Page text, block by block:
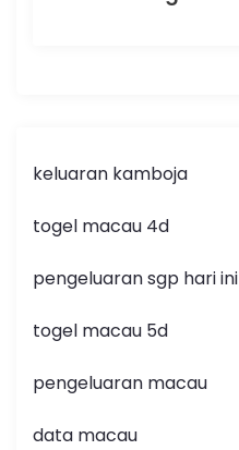
keluaran kamboja
togel macau 4d
pengeluaran sgp hari ini
togel macau 5d
pengeluaran macau
data macau